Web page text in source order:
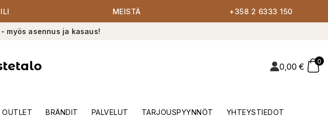
MEISTÄ +358 2 6333 150
myös asennus ja kasaus!
0,00 €
0
OUTLET BRÄNDIT PALVELUT TARJOUSPYYNNÖT YHTEYSTIEDOT